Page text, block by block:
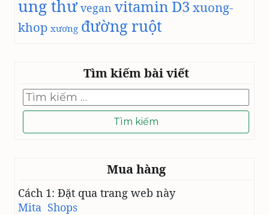
ung thư vegan vitamin D3 xuong-
khop xương đường ruột
Tìm kiếm bài viết
Tìm
kiếm
cho:
Mua hàng
Cách 1: Đặt qua trang web này
Mita Shops